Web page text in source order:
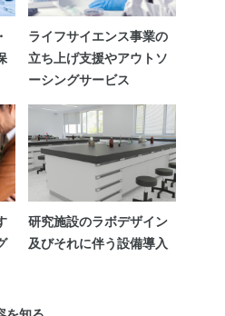
ライフサイエンス事業の
立ち上げ支援やアウトソ
ーシングサービス
研究施設のラボデザイン
及びそれに伴う設備導入